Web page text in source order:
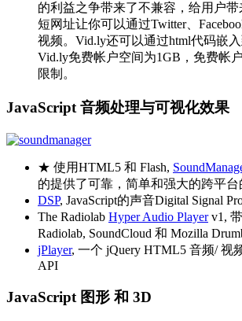
的利益之争带来了不兼容，给用户带
短网址让你可以通过Twitter、
视频。Vid.ly还可以通过html代码嵌入
Vid.ly免费帐户空间为1GB，免费帐
限制。
JavaScript 音频处理与可视化效果
★ 使用HTML5 和 Flash,
的提供了可靠，简单和强大的跨平台
DSP, JavaScript的声音Digital Signal
The Radiolab Hyper Audio Playerv1,
Radiolab, SoundCloud 和 Mozilla
jPlayer, 一个 jQuery HTML5 音频/ 视
API
JavaScript 图形 和 3D